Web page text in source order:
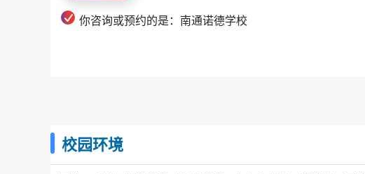
你咨询或预约的是：南通诺德学校
校园环境